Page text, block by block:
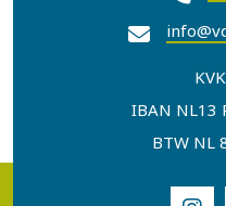
IBAN NL13
BTW NL